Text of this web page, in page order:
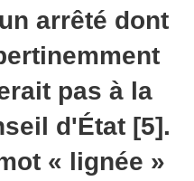
arrêté dont
pas à la
d'État [5].
« lignée »